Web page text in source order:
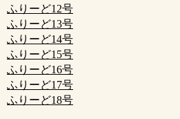
ふりーど12号
ふりーど13号
ふりーど14号
ふりーど15号
ふりーど16号
ふりーど17号
ふりーど18号